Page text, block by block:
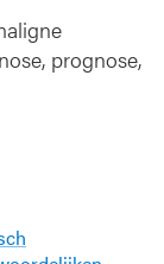
prognose,